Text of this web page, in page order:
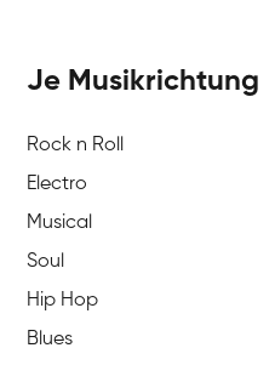
Je Musikrichtung
Rock n Roll
Electro
Musical
Soul
Hip Hop
Blues